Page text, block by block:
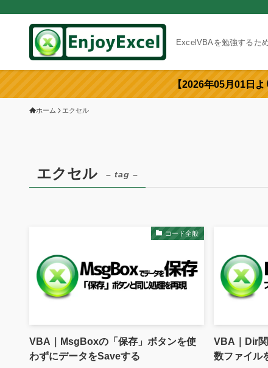
ExcelVBAを勉強するた
【2026年05月01日
ホーム エクセル
エクセル – tag –
コード全般
VBA｜MsgBoxの「保存」ボタンを使
わずにデータをSaveする
VBA｜Dir
数ファイル